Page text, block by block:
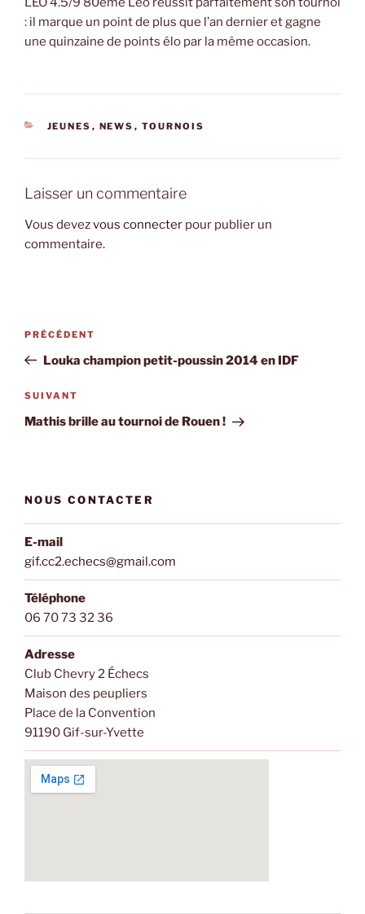
: il marque un point de plus que l’an dernier et gagne
une quinzaine de points élo par la même occasion.
CATÉGORIES
JEUNES , NEWS , TOURNOIS
Laisser un commentaire
Vous devezvous connecter pour publier un
commentaire.
Navigation
l’article
Article
précédent
PRÉCÉDENT
Louka champion petit-poussin 2014 en IDF
Article
suivant
SUIVANT
Mathis brille au tournoi de Rouen !
NOUS CONTACTER
E-mail
gif.cc2.echecs@gmail.com
Téléphone
06 70 73 32 36
Adresse
Club Chevry 2 Échecs
Maison des peupliers
Place de la Convention
91190 Gif-sur-Yvette